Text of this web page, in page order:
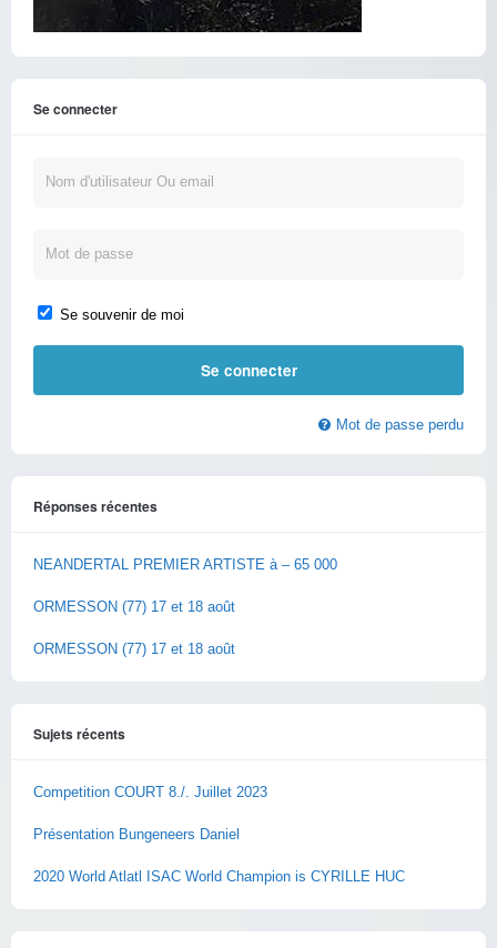
Se connecter
Se souvenir de moi
Mot de passe perdu
Réponses récentes
NEANDERTAL PREMIER ARTISTE à – 65 000
ORMESSON (77) 17 et 18 août
ORMESSON (77) 17 et 18 août
Sujets récents
Competition COURT 8./. Juillet 2023
Présentation Bungeneers Daniel
2020 World Atlatl ISAC World Champion is CYRILLE HUC